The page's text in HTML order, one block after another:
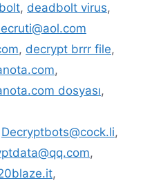
, deadbolt virus,
, decrypt brrr file,
,
dosyası,
Decryptbots@cock.li,
,
,